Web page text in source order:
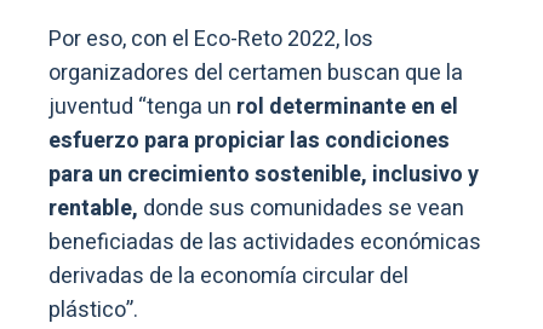
Por eso, con el Eco-Reto 2022, los
organizadores del certamen buscan que la
juventud “tenga un rol determinante en el
esfuerzo para propiciar las condiciones
para un crecimiento sostenible, inclusivo y
rentable, donde sus comunidades se vean
beneficiadas de las actividades económicas
derivadas de la economía circular del
plástico”.